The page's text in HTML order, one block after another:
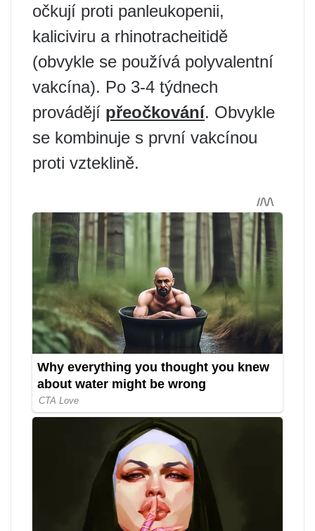
očkují proti panleukopenii,
kaliciviru a rhinotracheitidě
(obvykle se používá polyvalentní
vakcína). Po 3-4 týdnech
provádějí přeočkování. Obvykle
se kombinuje s první vakcínou
proti vzteklině.